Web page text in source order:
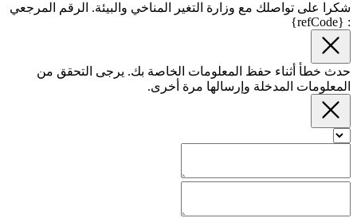
شكرا على تواصلك مع وزارة التغير المناخي والبيئة. الرقم المرجعي
: {refCode}
حدث خطأ أثناء حفظ المعلومات الخاصة بك. يرجى التحقق من
المعلومات المدخلة وإرسالها مرة أخرى.